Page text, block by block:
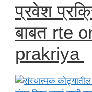
प्रवेश
बाबत rte
prakriya